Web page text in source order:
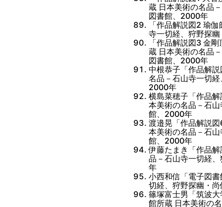
蔵 日本美術の名品
図書館、2000年
「作品解説図2 瑜
寺一切経、狩野探
「作品解説図3 金
蔵 日本美術の名品
図書館、2000年
中根恭子「作品解
名品－石山寺一切
2000年
横島菜穂子「作品
本美術の名品－石
館、2000年
渡邉晃「作品解説
本美術の名品－石
館、2000年
伊藤たまき「作品
品－石山寺一切経
年
小西和信「電子図
切経、狩野探幽・
篠塚富士男「筑波
館所蔵 日本美術の